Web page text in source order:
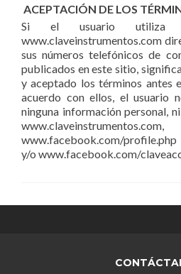
ACEPTACIÓN DE LOS
Si el usuario utiliza
www.claveinstrumentos.com
sus números telefónicos de
publicados en este sitio,
y aceptado los términos antes
acuerdo con ellos, el usuario
ninguna información personal,
www.claveinstrumentos.com,
www.facebook.com/
y/o www.facebook.com/